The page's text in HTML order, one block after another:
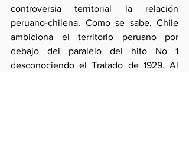
controversia territorial la relación
peruano-chilena. Como se sabe, Chile
ambiciona el territorio peruano por
debajo del paralelo del hito No 1
desconociendo el Tratado de 1929. Al